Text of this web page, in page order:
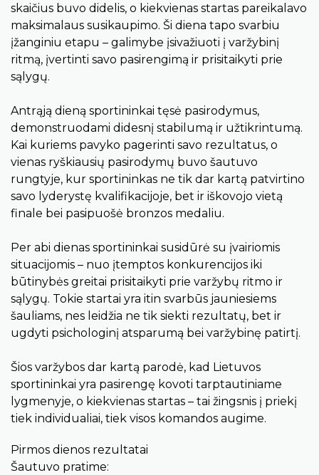
skaičius buvo didelis, o kiekvienas startas pareikalavo
maksimalaus susikaupimo. Ši diena tapo svarbiu
įžanginiu etapu – galimybe įsivažiuoti į varžybinį
ritmą, įvertinti savo pasirengimą ir prisitaikyti prie
sąlygų.
Antrąją dieną sportininkai tęsė pasirodymus,
demonstruodami didesnį stabilumą ir užtikrintumą.
Kai kuriems pavyko pagerinti savo rezultatus, o
vienas ryškiausių pasirodymų buvo šautuvo
rungtyje, kur sportininkas ne tik dar kartą patvirtino
savo lyderystę kvalifikacijoje, bet ir iškovojo vietą
finale bei pasipuošė bronzos medaliu.
Per abi dienas sportininkai susidūrė su įvairiomis
situacijomis – nuo įtemptos konkurencijos iki
būtinybės greitai prisitaikyti prie varžybų ritmo ir
sąlygų. Tokie startai yra itin svarbūs jauniesiems
šauliams, nes leidžia ne tik siekti rezultatų, bet ir
ugdyti psichologinį atsparumą bei varžybinę patirtį.
Šios varžybos dar kartą parodė, kad Lietuvos
sportininkai yra pasirengę kovoti tarptautiniame
lygmenyje, o kiekvienas startas – tai žingsnis į priekį
tiek individualiai, tiek visos komandos augime.
Pirmos dienos rezultatai
Šautuvo pratime: